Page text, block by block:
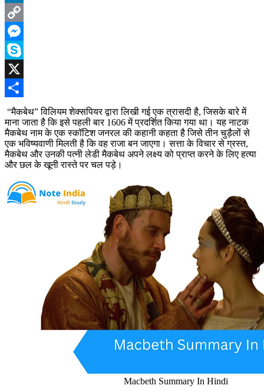
LinkedIn
Copy
Link
Messenger
Skype
X
Share
“मैकबेथ” विलियम शेक्सपियर द्वारा लिखी गई एक त्रासदी है, जिसके बारे में
माना जाता है कि इसे पहली बार 1606 में प्रदर्शित किया गया था। यह नाटक
मैकबेथ नाम के एक स्कॉटिश जनरल की कहानी कहता है जिसे तीन चुड़ैलों से
एक भविष्यवाणी मिलती है कि वह राजा बन जाएगा। सत्ता के विचार से ग्रस्त,
मैकबेथ और उनकी पत्नी लेडी मैकबेथ अपने लक्ष्य को प्राप्त करने के लिए हत्या
और छल के खूनी रास्ते पर चल पड़े।
Macbeth Summary In Hindi